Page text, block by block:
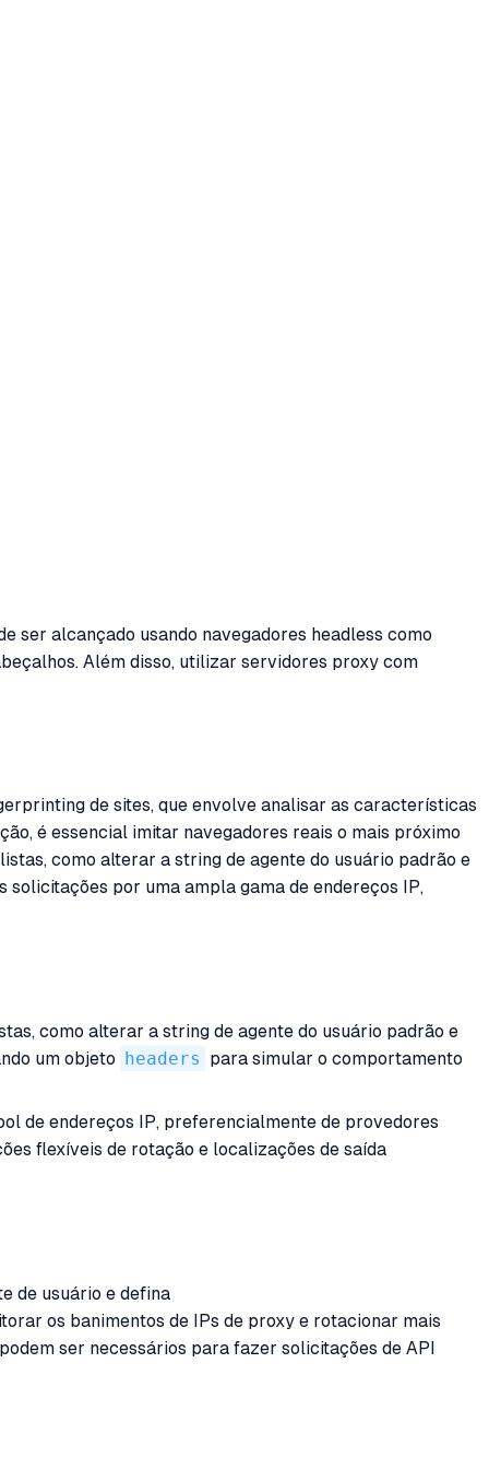
ser alcançado usando navegadores headless como
Além disso, utilizar servidores proxy com
de sites, que envolve analisar as características
é essencial imitar navegadores reais o mais próximo
como alterar a string de agente do usuário padrão e
por uma ampla gama de endereços IP,
como alterar a string de agente do usuário padrão e
um objeto
headers para simular o comportamento
de endereços IP, preferencialmente de provedores
flexíveis de rotação e localizações de saída
de usuário e defina
os banimentos de IPs de proxy e rotacionar mais
ser necessários para fazer solicitações de API